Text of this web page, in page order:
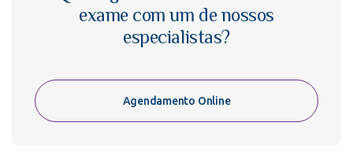
exame com um de nossos
especialistas?
Agendamento Online